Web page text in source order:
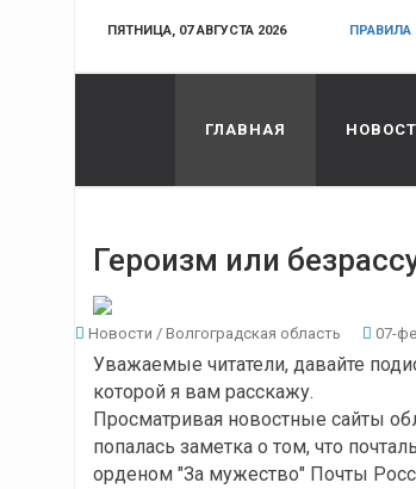
ПЯТНИЦА, 07 АВГУСТА 2026 ПРАВИЛА
ГЛАВНАЯ
Героизм или
Новости / Волгоградская область 07-
Уважаемые читатели, давайте
которой я вам расскажу.
Просматривая новостные сайты
попалась заметка о том, что
орденом "За мужество" Почты